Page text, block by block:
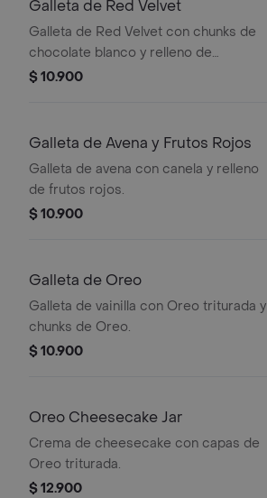
Galleta de Red Velvet
Galleta de Red Velvet con chunks de
chocolate blanco y relleno de
Cheesecake.
$ 10.900
Galleta de Avena y Frutos Rojos
Galleta de avena con canela y relleno
de frutos rojos.
$ 10.900
Galleta de Oreo
Galleta de vainilla con Oreo triturada y
chunks de Oreo.
$ 10.900
Oreo Cheesecake Jar
Crema de cheesecake con capas de
Oreo triturada.
$ 12.900